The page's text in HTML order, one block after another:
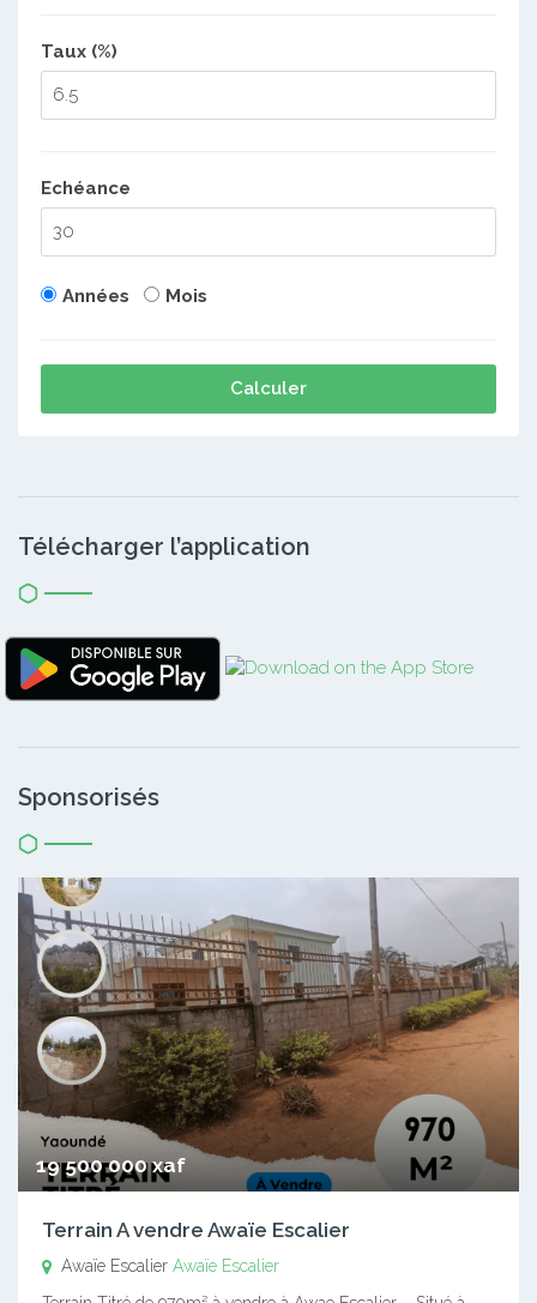
Taux (%)
Echéance
Années Mois
Calculer
Télécharger l’application
Sponsorisés
19 500 000 xaf
Terrain A vendre Awaïe Escalier
Awaïe Escalier Awaïe Escalier